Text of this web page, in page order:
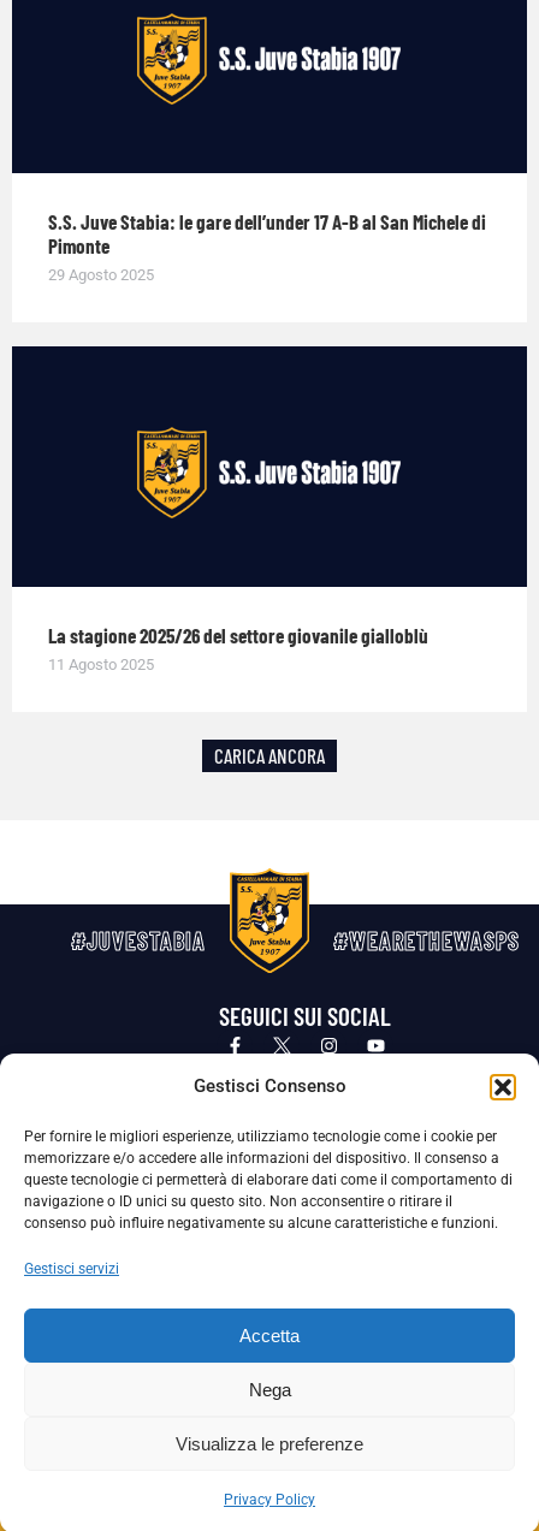
Gestisci Consenso
Per fornire le migliori esperienze, utilizziamo tecnologie come i cookie per
memorizzare e/o accedere alle informazioni del dispositivo. Il consenso a
queste tecnologie ci permetterà di elaborare dati come il comportamento di
navigazione o ID unici su questo sito. Non acconsentire o ritirare il
consenso può influire negativamente su alcune caratteristiche e funzioni.
Gestisci servizi
Accetta
Nega
Visualizza le preferenze
Privacy Policy
S.S. Juve Stabia: le gare dell’under 17 A-B al San Michele di
Pimonte
29 Agosto 2025
La stagione 2025/26 del settore giovanile gialloblù
11 Agosto 2025
CARICA ANCORA
#JUVESTABIA #WEARETHEWASPS
SEGUICI SUI SOCIAL
Privacy Policy Cookie Policy
La Società ha nominato il Responsabile della Protezione dei Dati Personali (DPO), figura specializzata che vigila sulle modalità
adottate dalla nostra Società per tutelare i Suoi dati personali.
Per contattare il DPO può scrivere a
La Società ha inoltre adottato un proprio Codice Etico, consultabile al seguente link:
Scarica il Codice Etico
Copyright © 2024 – S.S. JUVE STABIA 1907 | P.IVA: 04246411211 | Tutti i diritti sono riservati | Made with